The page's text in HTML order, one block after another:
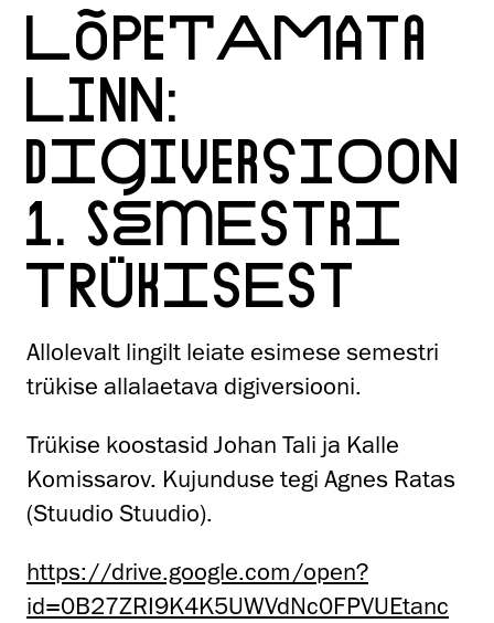
LÕPETAMATA
LINN:
DIGIVERSIOON
1. SEMESTRI
TRÜKISEST
Allolevalt lingilt leiate esimese semestri
trükise allalaetava digiversiooni.
Trükise koostasid Johan Tali ja Kalle
Komissarov. Kujunduse tegi Agnes Ratas
(Stuudio Stuudio).
https://drive.google.com/open?
id=0B27ZRI9K4K5UWVdNc0FPVUEtanc